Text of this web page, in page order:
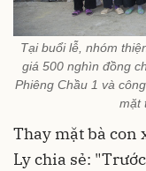
Tại buổi lễ, nhóm
giá 500 nghìn đồng
Phiêng Chầu 1 và
mặt
Thay mặt bà con
Ly chia sẻ: